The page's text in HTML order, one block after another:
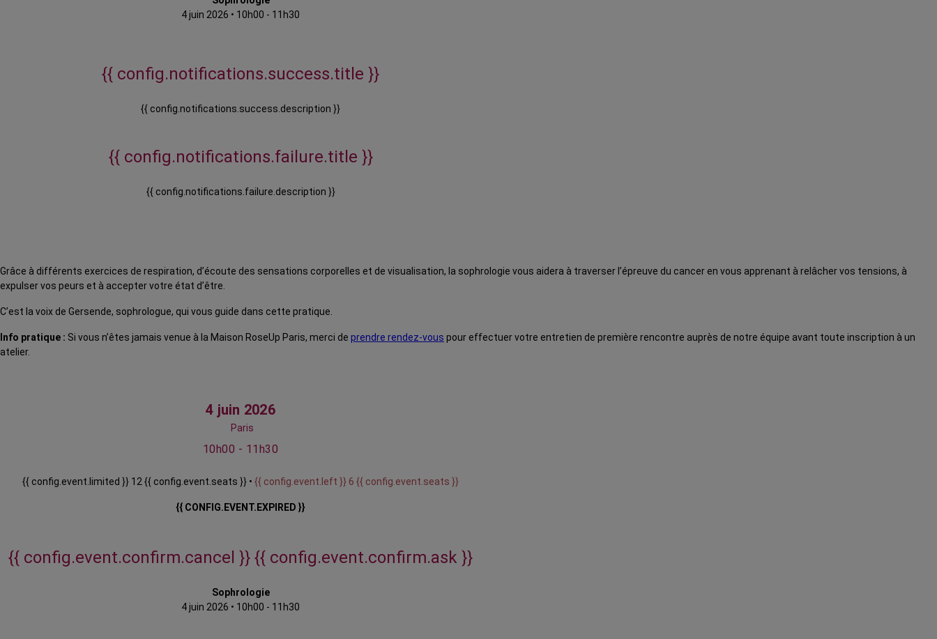
4 juin 2026 • 10h00 - 11h30
{{ config.notifications.success.title }}
{{ config.notifications.success.description }}
{{ config.notifications.failure.title }}
{{ config.notifications.failure.description }}
Grâce à différents exercices de respiration, d’écoute des sensations corporelles et de visualisation, la sophrologie vous aidera à traverser l’épreuve du cancer en vous apprenant à relâcher vos tensions, à
expulser vos peurs et à accepter votre état d’être.
C’est la voix de Gersende, sophrologue, qui vous guide dans cette pratique.
Info pratique : Si vous n’êtes jamais venue à la Maison RoseUp Paris, merci de prendre rendez-vous pour effectuer votre entretien de première rencontre auprès de notre équipe avant toute inscription à un
atelier.
4 juin 2026
Paris
10h00 - 11h30
{{ config.event.limited }} 12 {{ config.event.seats }} • {{ config.event.left }} 6 {{ config.event.seats }}
{{ CONFIG.EVENT.EXPIRED }}
{{ config.event.confirm.cancel }} {{ config.event.confirm.ask }}
Sophrologie
4 juin 2026 • 10h00 - 11h30